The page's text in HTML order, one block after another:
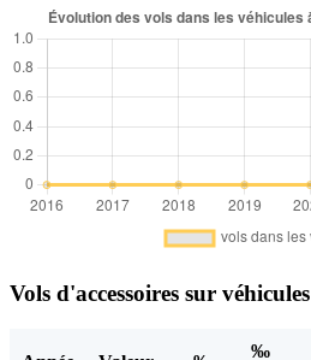
Vols d'accessoires sur véhicules
‰